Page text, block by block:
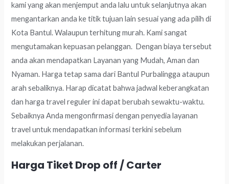
kami yang akan menjemput anda lalu untuk selanjutnya akan
mengantarkan anda ke titik tujuan lain sesuai yang ada pilih di
Kota Bantul. Walaupun terhitung murah. Kami sangat
mengutamakan kepuasan pelanggan. Dengan biaya tersebut
anda akan mendapatkan Layanan yang Mudah, Aman dan
Nyaman. Harga tetap sama dari Bantul Purbalingga ataupun
arah sebaliknya. Harap dicatat bahwa jadwal keberangkatan
dan harga travel reguler ini dapat berubah sewaktu-waktu.
Sebaiknya Anda mengonfirmasi dengan penyedia layanan
travel untuk mendapatkan informasi terkini sebelum
melakukan perjalanan.
Harga Tiket Drop off / Carter